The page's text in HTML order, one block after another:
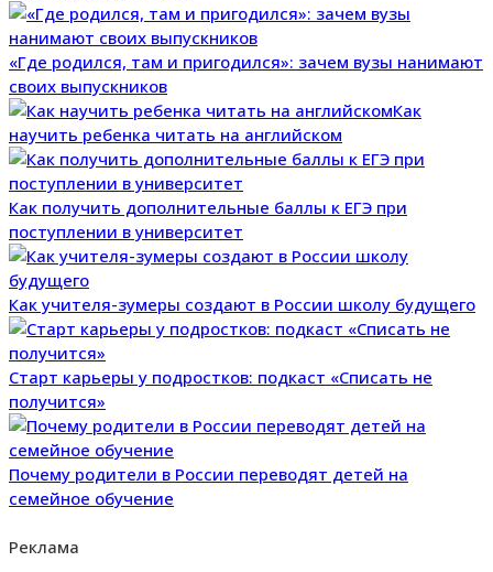
«Где родился, там и пригодился»: зачем вузы нанимают
своих выпускников
Как
научить ребенка читать на английском
Как получить дополнительные баллы к ЕГЭ при
поступлении в университет
Как учителя-зумеры создают в России школу будущего
Старт карьеры у подростков: подкаст «Списать не
получится»
Почему родители в России переводят детей на
семейное обучение
Реклама